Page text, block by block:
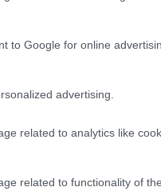
to Google for online
advertising.
related to analytics like
related to functionality of
(SHA-1 y SHA-2),
puede dividir en tres
La esponja absorbe el
fragmentos y se